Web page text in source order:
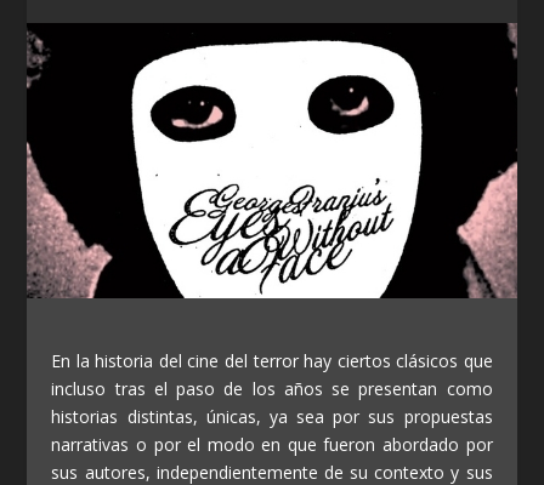
En la historia del cine del terror hay ciertos clásicos que
incluso tras el paso de los años se presentan como
historias distintas, únicas, ya sea por sus propuestas
narrativas o por el modo en que fueron abordado por
sus autores, independientemente de su contexto y sus